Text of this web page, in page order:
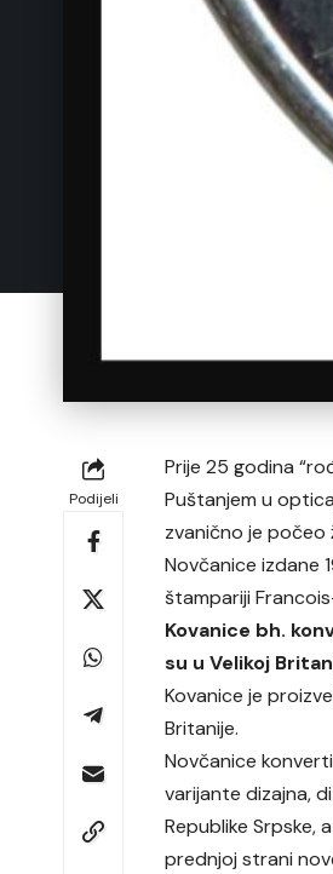
Podijeli
Prije 25 godina
Puštanjem u
zvanično je počeo
Novčanice izdane
štampariji
Kovanice bh.
su u Velikoj
Kovanice je
Britanije.
Novčanice
varijante dizajna,
Republike Srpske,
prednjoj strani